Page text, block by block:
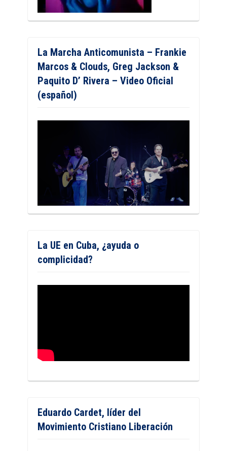
La Marcha Anticomunista – Frankie
Marcos & Clouds, Greg Jackson &
Paquito D’ Rivera – Video Oficial
(español)
La UE en Cuba, ¿ayuda o
complicidad?
Eduardo Cardet, líder del
Movimiento Cristiano Liberación